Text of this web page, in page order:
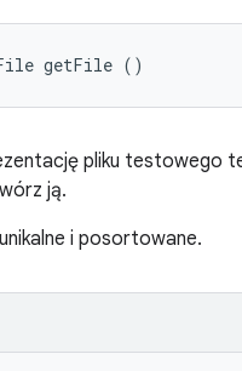
getFile ()
pliku testowego
ją.
i posortowane.